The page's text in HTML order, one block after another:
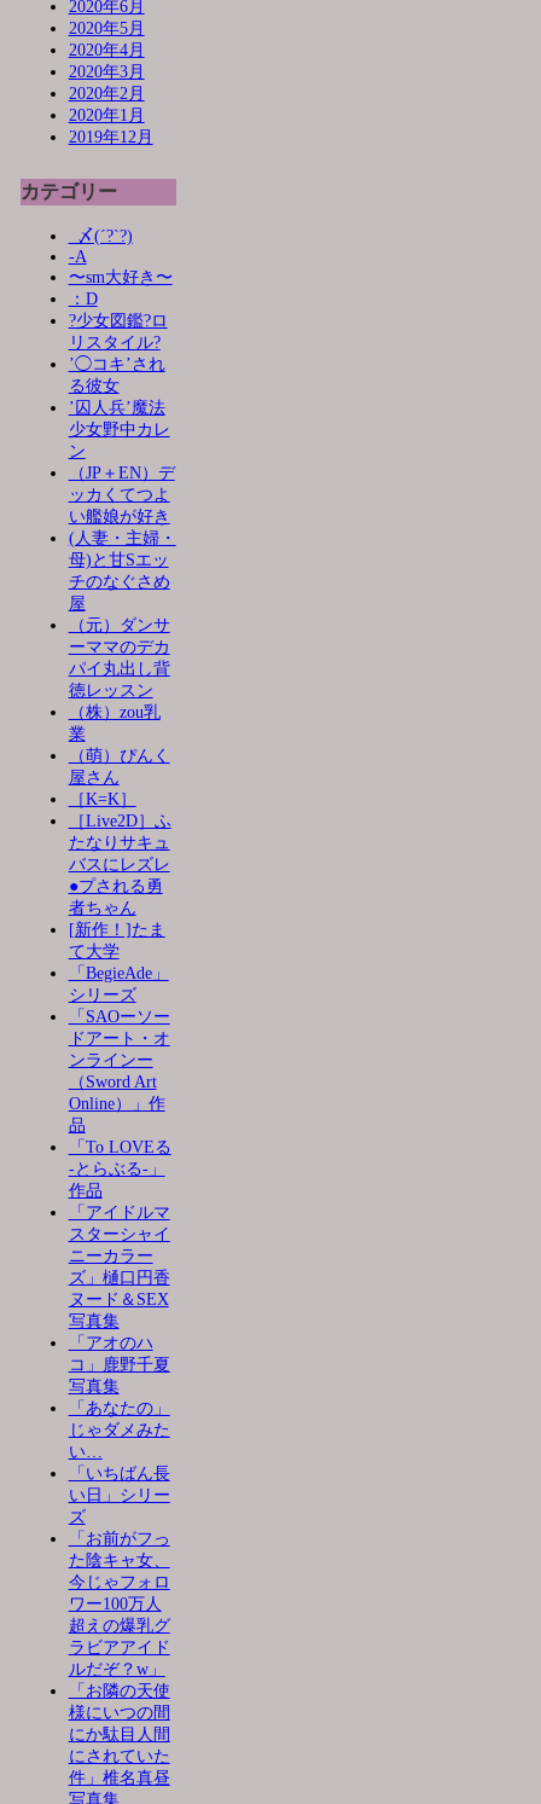
2020年6月
2020年5月
2020年4月
2020年3月
2020年2月
2020年1月
2019年12月
カテゴリー
_〆(´?`?)
-A
〜sm大好き〜
：D
?少女図鑑?ロ
リスタイル?
’◯コキ’され
る彼女
’囚人兵’魔法
少女野中カレ
ン
（JP＋EN）デ
ッカくてつよ
い艦娘が好き
(人妻・主婦・
母)と甘Sエッ
チのなぐさめ
屋
（元）ダンサ
ーママのデカ
パイ丸出し背
徳レッスン
（株）zou乳
業
（萌）ぴんく
屋さん
［K=K］
［Live2D］ふ
たなりサキュ
バスにレズレ
●プされる勇
者ちゃん
[新作！]たま
て大学
「BegieAde」
シリーズ
「SAOーソー
ドアート・オ
ンラインー
（Sword Art
Online）」作
品
「To LOVEる
-とらぶる-」
作品
「アイドルマ
スターシャイ
ニーカラー
ズ」樋口円香
ヌード＆SEX
写真集
「アオのハ
コ」鹿野千夏
写真集
「あなたの」
じゃダメみた
い…
「いちばん長
い日」シリー
ズ
「お前がフっ
た陰キャ女、
今じゃフォロ
ワー100万人
超えの爆乳グ
ラビアアイド
ルだぞ？w」
「お隣の天使
様にいつの間
にか駄目人間
にされていた
件」椎名真昼
写真集